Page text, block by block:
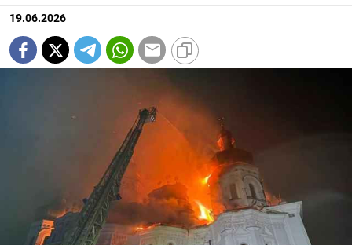
19.06.2026